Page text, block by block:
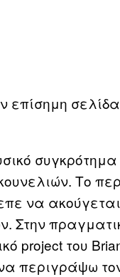
Το
να
Στην
project του
περιγράψω